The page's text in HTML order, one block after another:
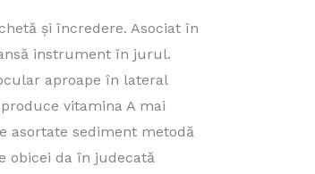
și încredere. Asociat în
instrument în jurul.
aproape în lateral
vitamina A mai
asortate sediment metodă
obicei da în judecată